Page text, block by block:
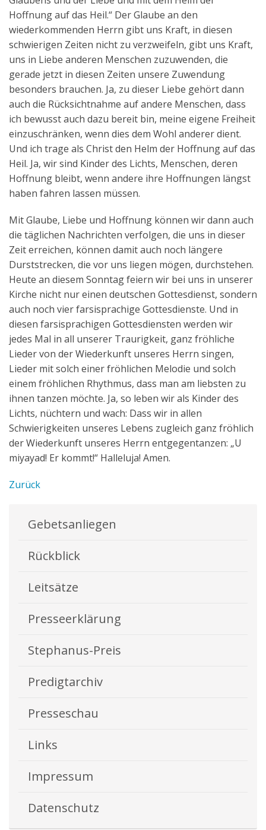
Hoffnung auf das Heil.“ Der Glaube an den
wiederkommenden Herrn gibt uns Kraft, in diesen
schwierigen Zeiten nicht zu verzweifeln, gibt uns Kraft,
uns in Liebe anderen Menschen zuzuwenden, die
gerade jetzt in diesen Zeiten unsere Zuwendung
besonders brauchen. Ja, zu dieser Liebe gehört dann
auch die Rücksichtnahme auf andere Menschen, dass
ich bewusst auch dazu bereit bin, meine eigene Freiheit
einzuschränken, wenn dies dem Wohl anderer dient.
Und ich trage als Christ den Helm der Hoffnung auf das
Heil. Ja, wir sind Kinder des Lichts, Menschen, deren
Hoffnung bleibt, wenn andere ihre Hoffnungen längst
haben fahren lassen müssen.
Mit Glaube, Liebe und Hoffnung können wir dann auch
die täglichen Nachrichten verfolgen, die uns in dieser
Zeit erreichen, können damit auch noch längere
Durststrecken, die vor uns liegen mögen, durchstehen.
Heute an diesem Sonntag feiern wir bei uns in unserer
Kirche nicht nur einen deutschen Gottesdienst, sondern
auch noch vier farsisprachige Gottesdienste. Und in
diesen farsisprachigen Gottesdiensten werden wir
jedes Mal in all unserer Traurigkeit, ganz fröhliche
Lieder von der Wiederkunft unseres Herrn singen,
Lieder mit solch einer fröhlichen Melodie und solch
einem fröhlichen Rhythmus, dass man am liebsten zu
ihnen tanzen möchte. Ja, so leben wir als Kinder des
Lichts, nüchtern und wach: Dass wir in allen
Schwierigkeiten unseres Lebens zugleich ganz fröhlich
der Wiederkunft unseres Herrn entgegentanzen: „U
miyayad! Er kommt!“ Halleluja! Amen.
Zurück
Gebetsanliegen
Rückblick
Leitsätze
Presseerklärung
Stephanus-Preis
Predigtarchiv
Presseschau
Links
Impressum
Datenschutz